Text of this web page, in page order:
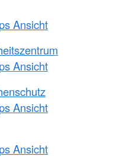
Ansicht
Ansicht
Ansicht
Ansicht